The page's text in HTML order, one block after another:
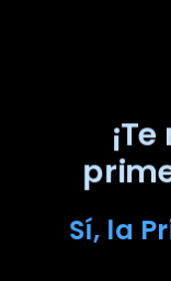
Sí, la